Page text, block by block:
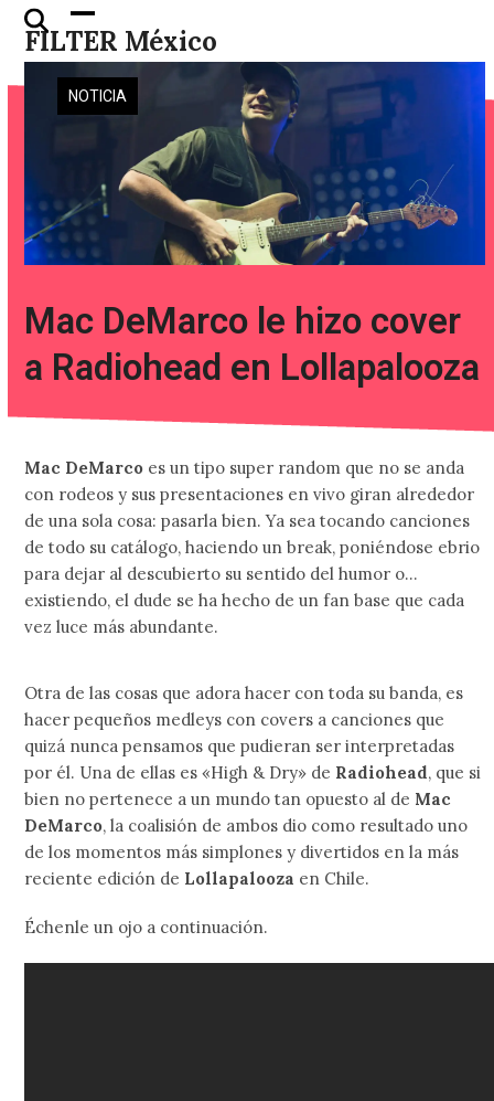
Skip
content
FILTER México
Open
mobile
menu
Close
mobile
menu
NOTICIA
Mac DeMarco le hizo cover
a Radiohead en Lollapalooza
Mac DeMarco es un tipo super random que no se anda
con rodeos y sus presentaciones en vivo giran alrededor
de una sola cosa: pasarla bien. Ya sea tocando canciones
de todo su catálogo, haciendo un break, poniéndose ebrio
para dejar al descubierto su sentido del humor o…
existiendo, el dude se ha hecho de un fan base que cada
vez luce más abundante.
Otra de las cosas que adora hacer con toda su banda, es
hacer pequeños medleys con covers a canciones que
quizá nunca pensamos que pudieran ser interpretadas
por él. Una de ellas es «High & Dry» de Radiohead, que si
bien no pertenece a un mundo tan opuesto al de Mac
DeMarco, la coalisión de ambos dio como resultado uno
de los momentos más simplones y divertidos en la más
reciente edición de Lollapalooza en Chile.
Échenle un ojo a continuación.